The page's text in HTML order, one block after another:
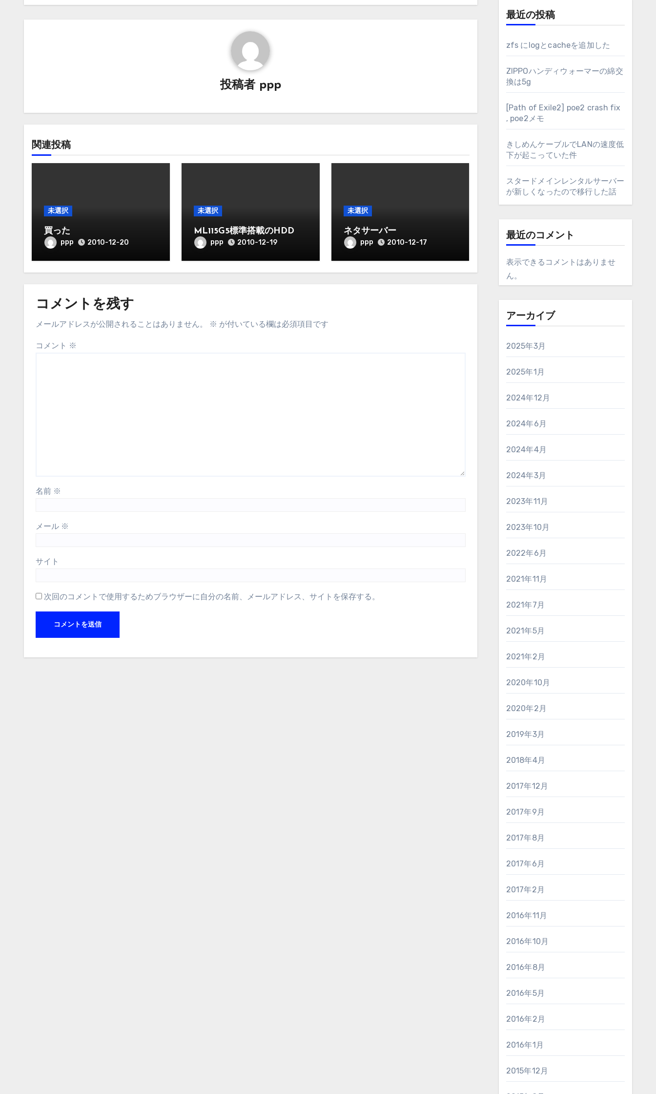
投稿者 ppp
関連投稿
未選択
買った
ppp 2010-12-20
未選択
ML115G5標準搭載のHDD
ppp 2010-12-19
未選択
ネタサーバー
ppp 2010-12-17
コメントを残す
メールアドレスが公開されることはありません。 ※ が付いている欄は必須項目です
コメント ※
名前 ※
メール ※
サイト
次回のコメントで使用するためブラウザーに自分の名前、メールアドレス、サイトを保存する。
最近の投稿
zfs にlogとcacheを追加した
ZIPPOハンディウォーマーの綿交
換は5g
[Path of Exile2] poe2 crash fix
, poe2メモ
きしめんケーブルでLANの速度低
下が起こっていた件
スタードメインレンタルサーバー
が新しくなったので移行した話
最近のコメント
表示できるコメントはありませ
ん。
アーカイブ
2025年3月
2025年1月
2024年12月
2024年6月
2024年4月
2024年3月
2023年11月
2023年10月
2022年6月
2021年11月
2021年7月
2021年5月
2021年2月
2020年10月
2020年2月
2019年3月
2018年4月
2017年12月
2017年9月
2017年8月
2017年6月
2017年2月
2016年11月
2016年10月
2016年8月
2016年5月
2016年2月
2016年1月
2015年12月